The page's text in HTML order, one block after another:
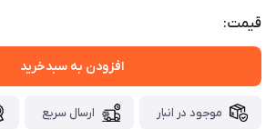
قیمت:
افزودن به سبدخرید
موجود در انبار ارسال سریع